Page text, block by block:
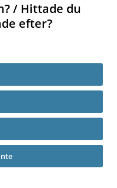
/ Hittade du
efter?